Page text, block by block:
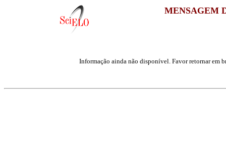
MENSAGEM
Informação ainda não disponível. Favor retornar em